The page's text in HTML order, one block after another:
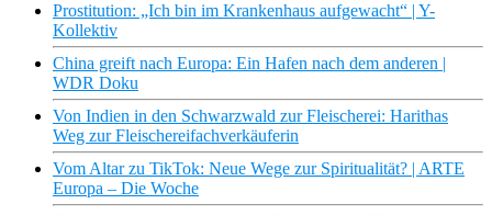
Prostitution: „Ich bin im Krankenhaus aufgewacht“ | Y-
Kollektiv
China greift nach Europa: Ein Hafen nach dem anderen |
WDR Doku
Von Indien in den Schwarzwald zur Fleischerei: Harithas
Weg zur Fleischereifachverkäuferin
Vom Altar zu TikTok: Neue Wege zur Spiritualität? | ARTE
Europa – Die Woche